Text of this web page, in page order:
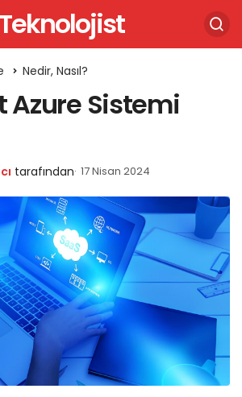
Teknolojist
Nedir, Nasıl?
Azure Sistemi
tarafından 17 Nisan 2024